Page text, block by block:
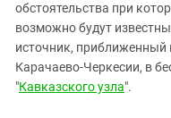
обстоятельства при
возможно будут
источник,
Карачаево-Черкесии, в
"Кавказского узла".